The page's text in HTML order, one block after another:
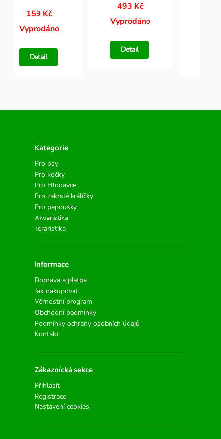
159 Kč
Vyprodáno
Detail
493 Kč
Vyprodáno
Detail
Kategorie
Pro psy
Pro kočky
Pro Hlodavce
Pro zakrslé králíčky
Pro papoušky
Akvaristika
Teraristika
Informace
Doprava a platba
Jak nakupovat
Věrnostní program
Obchodní podmínky
Podmínky ochrany osobních údajů
Kontakt
Zákaznícká sekce
Přihlásit
Registrace
Nastavení cookies